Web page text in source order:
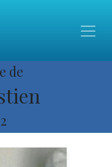
de